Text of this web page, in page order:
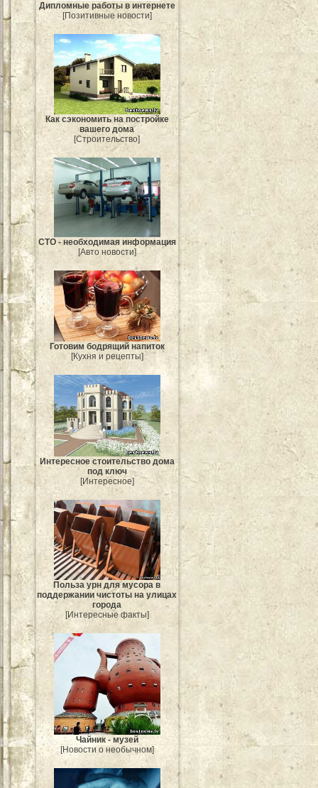
Дипломные работы в интернете
[Позитивные новости]
Как сэкономить на постройке
вашего дома
[Строительство]
СТО - необходимая информация
[Авто новости]
Готовим бодрящий напиток
[Кухня и рецепты]
Интересное стоительство дома
под ключ
[Интересное]
Польза урн для мусора в
поддержании чистоты на улицах
города
[Интересные факты]
Чайник - музей
[Новости о необычном]